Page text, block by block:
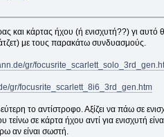
κάρτας ήχου (ή ενισχυτή??) γι
με τους παρακάτω συνδυασμούς.
gr/
gr/focusrite_scarlett_8i6_3rd_gen.htm
το αντίστροφο. Αξίζει να πάω σε
τείνω σε κάρτα ήχου αντί για
αν είναι σωστή.